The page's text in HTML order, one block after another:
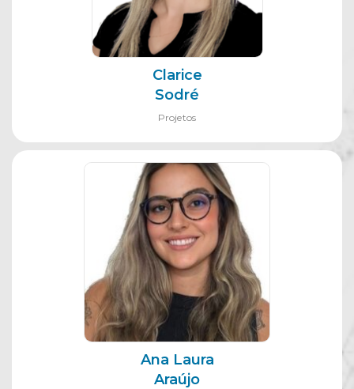
Clarice
Sodré
Projetos
Ana Laura
Araújo